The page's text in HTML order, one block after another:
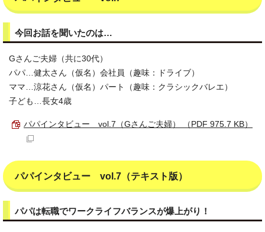
今回お話を聞いたのは…
Gさんご夫婦（共に30代）
パパ…健太さん（仮名）会社員（趣味：ドライブ）
ママ…涼花さん（仮名）パート（趣味：クラシックバレエ）
子ども…長女4歳
パパインタビュー vol.7（Gさんご夫婦） （PDF 975.7 KB）
パパインタビュー vol.7（テキスト版）
パパは転職でワークライフバランスが爆上がり！